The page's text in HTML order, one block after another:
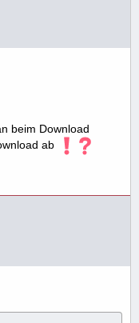
beim Download
ab